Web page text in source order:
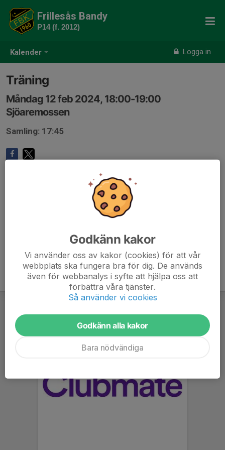
Kalender Logga in
Frillesås Bandy
P14 (f. 2012)
Träning
Måndag 12 feb 2024, 18:00-19:00
Sjöaremossen
Samling: 17:45
Godkänn kakor
Vi använder oss av kakor (cookies) för att vår
webbplats ska fungera bra för dig. De används
även för webbanalys i syfte att hjälpa oss att
förbättra våra tjänster.
Så använder vi cookies
Godkänn alla kakor
Bara nödvändiga